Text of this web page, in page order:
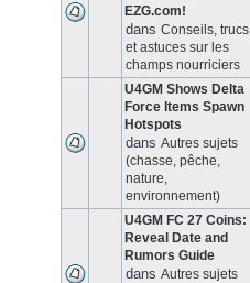
EZG.com!
dans Conseils, trucs
et astuces sur les
champs nourriciers
U4GM Shows Delta
Force Items Spawn
Hotspots
dans Autres sujets
(chasse, pêche,
nature,
environnement)
U4GM FC 27 Coins:
Reveal Date and
Rumors Guide
dans Autres sujets